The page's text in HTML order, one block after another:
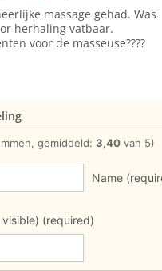
massage gehad. Was
herhaling vatbaar.
voor de masseuse????
gemiddeld: 3,40 van 5)
Name
(required)